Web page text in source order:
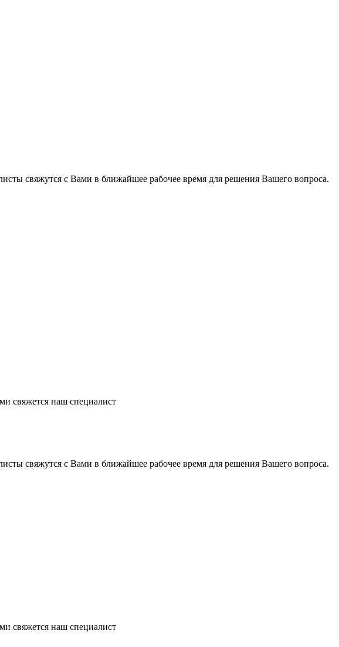
свяжутся с Вами в ближайшее рабочее время для решения Вашего вопроса.
свяжется наш специалист
свяжутся с Вами в ближайшее рабочее время для решения Вашего вопроса.
свяжется наш специалист